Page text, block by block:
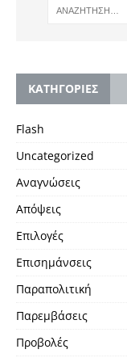
KΑΤΗΓΟΡΙΕΣ
Flash
Uncategorized
Αναγνώσεις
Απόψεις
Επιλογές
Επισημάνσεις
Παραπολιτική
Παρεμβάσεις
Προβολές